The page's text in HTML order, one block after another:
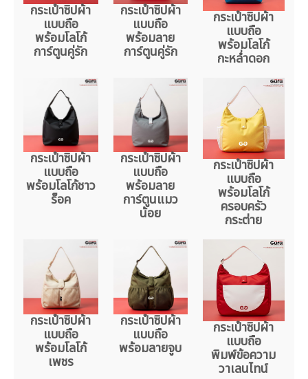
กระเป๋าซิปผ้า
แบบถือ
พร้อมโลโก้
การ์ตูนคู่รัก
กระเป๋าซิปผ้า
แบบถือ
พร้อมลาย
การ์ตูนคู่รัก
กระเป๋าซิปผ้า
แบบถือ
พร้อมโลโก้
กะหล่ำดอก
กระเป๋าซิปผ้า
แบบถือ
พร้อมโลโก้ชาว
ร็อค
กระเป๋าซิปผ้า
แบบถือ
พร้อมลาย
การ์ตูนแมว
น้อย
กระเป๋าซิปผ้า
แบบถือ
พร้อมโลโก้
ครอบครัว
กระต่าย
กระเป๋าซิปผ้า
แบบถือ
พร้อมโลโก้
เพชร
กระเป๋าซิปผ้า
แบบถือ
พร้อมลายจูบ
กระเป๋าซิปผ้า
แบบถือ
พิมพ์ข้อความ
วาเลนไทน์